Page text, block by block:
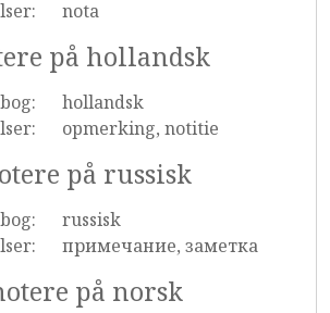
nota
på hollandsk
hollandsk
opmerking, notitie
på russisk
russisk
примечание, заметка
på norsk